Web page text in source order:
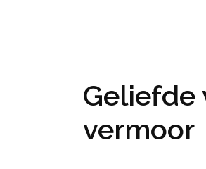
Geliefde
vermoor